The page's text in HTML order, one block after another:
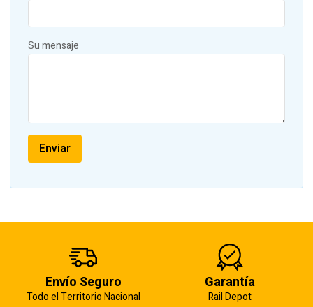
Su mensaje
Envío Seguro
Todo el Territorio Nacional
Garantía
Rail Depot